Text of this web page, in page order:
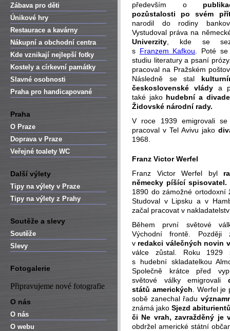
Zábava pro děti
Únikové hry
Restaurace a kavárny
Nákupní a obchodní centra
Kde vznikají nejlepší fotky
Kostely a církevní památky
Slavné osobnosti
Praha pro handicapované
Praha
O Praze
Doprava v Praze
Veřejné toalety WC
Další výlety
Tipy na výlety v Praze
Tipy na výlety z Prahy
Soutěže a slevy
Soutěže
Slevy
Fotogalerie
Připravujeme nové fotografie
O nás
O nás
O webu
především o
pozůstalosti po svém
narodil do rodiny
Vystudoval práva na
Univerzity , kde se
s Franzem Kafkou . Poté
studiu literatury a psaní
pracoval na Pražském
Následně se stal
československé vládya
také jako hudební a
Židovské národní rady.
V roce 1939 emigrovali
pracoval v Tel Avivu jako
1968.
Franz Victor Werfel
Franz Victor Werfel byl
německy píšící spisovatel.
1890 do zámožné ortodoxní
Studoval v Lipsku a v
začal pracovat v
Během první světové
Východní frontě. Později
v redakci válečných novin
válce zůstal. Roku 1929
s hudební skladatelkou
Společně krátce před
světové války emigrovali
států amerických . Werfel
sobě zanechal řadu
známá jakoSjezd
či Ne vrah, zavražděný je
obdržel americké státní